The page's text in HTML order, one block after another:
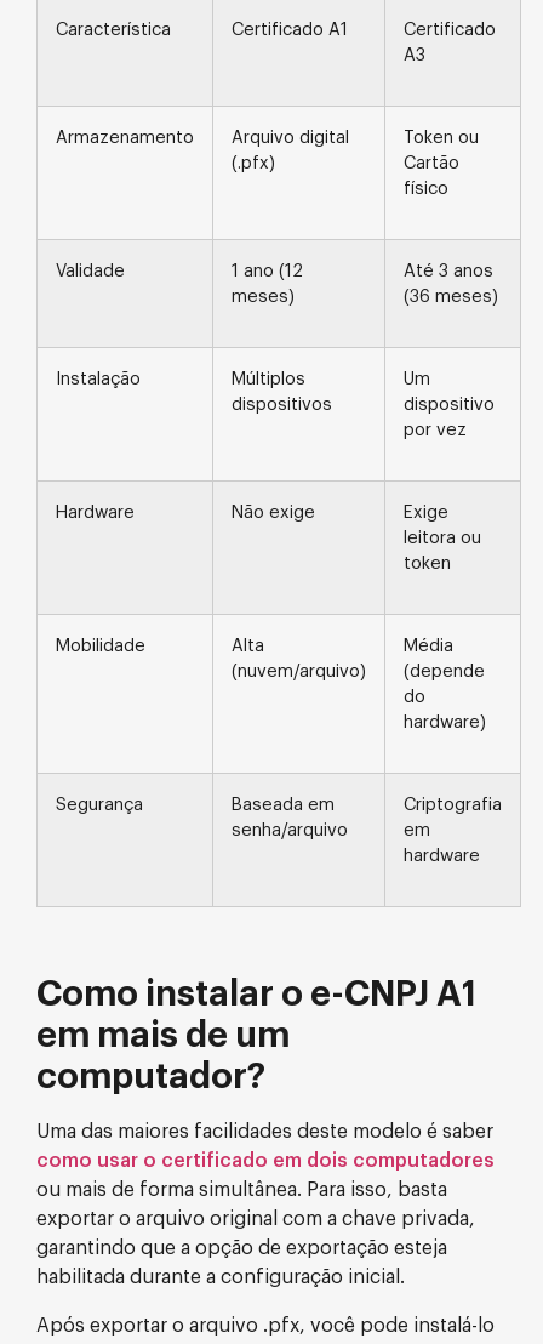
Característica Certificado A1
Certificado
A3
Armazenamento
Arquivo digital
(.pfx)
Token ou
Cartão
físico
Validade
1 ano (12
meses)
Até 3 anos
(36 meses)
Instalação
Múltiplos
dispositivos
Um
dispositivo
por vez
Hardware Não exige
Exige
leitora ou
token
Mobilidade
Alta
(nuvem/arquivo)
Média
(depende
do
hardware)
Segurança
Baseada em
senha/arquivo
Criptografia
em
hardware
Como instalar o e-CNPJ A1
em mais de um
computador?
Uma das maiores facilidades deste modelo é saber
como usar o certificado em dois computadores
ou mais de forma simultânea. Para isso, basta
exportar o arquivo original com a chave privada,
garantindo que a opção de exportação esteja
habilitada durante a configuração inicial.
Após exportar o arquivo .pfx, você pode instalá-lo